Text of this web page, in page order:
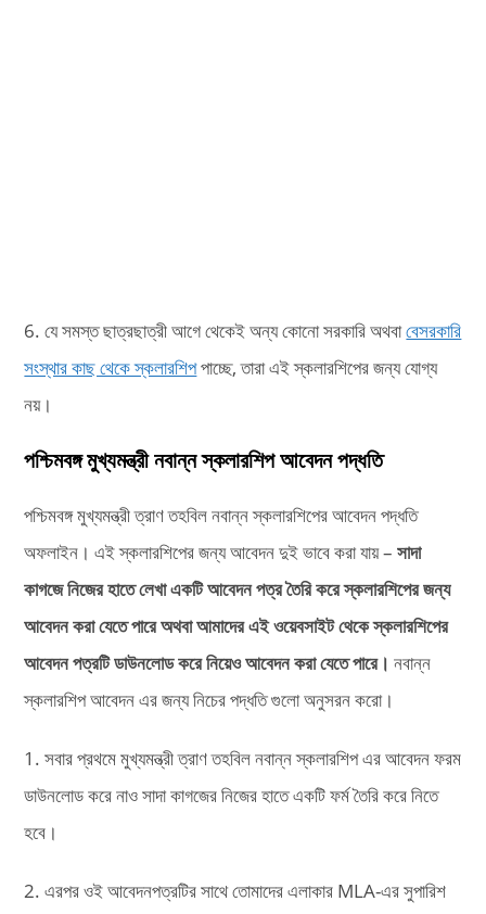
6. যে সমস্ত ছাত্রছাত্রী আগে থেকেই অন্য কোনো সরকারি অথবাবেসরকারি
সংস্থার কাছ থেকে স্কলারশিপপাচ্ছে, তারা এই স্কলারশিপের জন্য যোগ্য
নয়।
পশ্চিমবঙ্গ মুখ্যমন্ত্রী নবান্ন স্কলারশিপ আবেদন পদ্ধতি
পশ্চিমবঙ্গ মুখ্যমন্ত্রী ত্রাণ তহবিল নবান্ন স্কলারশিপের আবেদন পদ্ধতি
অফলাইন। এই স্কলারশিপের জন্য আবেদন দুই ভাবে করা যায় –সাদা
কাগজে নিজের হাতে লেখা একটি আবেদন পত্র তৈরি করে স্কলারশিপের জন্য
আবেদন করা যেতে পারে অথবা আমাদের এই ওয়েবসাইট থেকে স্কলারশিপের
আবেদন পত্রটি ডাউনলোড করে নিয়েও আবেদন করা যেতে পারে। নবান্ন
স্কলারশিপ আবেদন এর জন্য নিচের পদ্ধতি গুলো অনুসরন করো।
1. সবার প্রথমে মুখ্যমন্ত্রী ত্রাণ তহবিল নবান্ন স্কলারশিপ এর আবেদন ফরম
ডাউনলোড করে নাও সাদা কাগজের নিজের হাতে একটি ফর্ম তৈরি করে নিতে
হবে।
2. এরপর ওই আবেদনপত্রটির সাথে তোমাদের এলাকার MLA-এর সুপারিশ